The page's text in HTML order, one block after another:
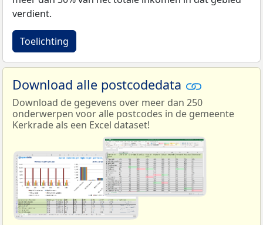
verdient.
Toelichting
Download alle postcodedata
Download de gegevens over meer dan 250
onderwerpen voor alle postcodes in de gemeente
Kerkrade als een Excel dataset!